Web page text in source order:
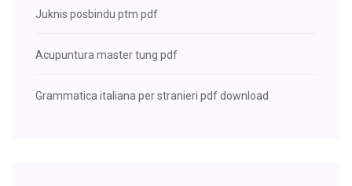
Juknis posbindu ptm pdf
Acupuntura master tung pdf
Grammatica italiana per stranieri pdf download